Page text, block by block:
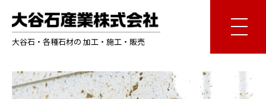
大谷石・各種石材の 加工・施工・販売